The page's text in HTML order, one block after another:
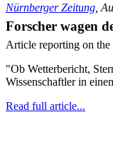
Nürnberger Zeitung ,
Forscher wagen
Article reporting on
"Ob Wetterbericht,
Wissenschaftler in
Read full article...